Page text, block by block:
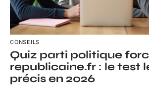
CONSEILS
Quiz parti politique
republicaine.fr : le test
précis en 2026